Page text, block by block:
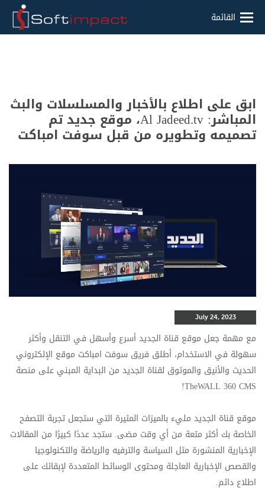
القائمة
ابق على اطلاع بالأخبار والمسلسلات والبث
المباشر: Al Jadeed.tv، موقع جديد تم
تصميمه وتطويره من قبل سوفت امباكت
July 24, 2023
مع مهمة جعل موقع قناة الجديد أسرع وأسهل في التنقل وأكثر
سهولة في الاستخدام، أطلق فريق سوفت امباكت موقع الإلكتروني
الحديث والأنيق والموثوق لقناة الجديد من البداية المبني على منصة
TheWALL 360 CMS
!
موقع قناة الجديد مليء بالميزات المثيرة التي ستجعل تجربة التصفح
الخاصة بك أكثر متعة من أي وقت مضى. ستجد عددًا كبيرًا من المقالات
الإخبارية المنشورة مثل السياسة والترفيه والرياضة والتكنولوجيا
والقصص الإخبارية العاجلة ومحتوى الوسائط المتعددة لإبقائك على
اطلاع دائم.